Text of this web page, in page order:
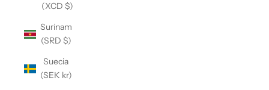
(XCD $)
Surinam
(SRD $)
Suecia
(SEK kr)